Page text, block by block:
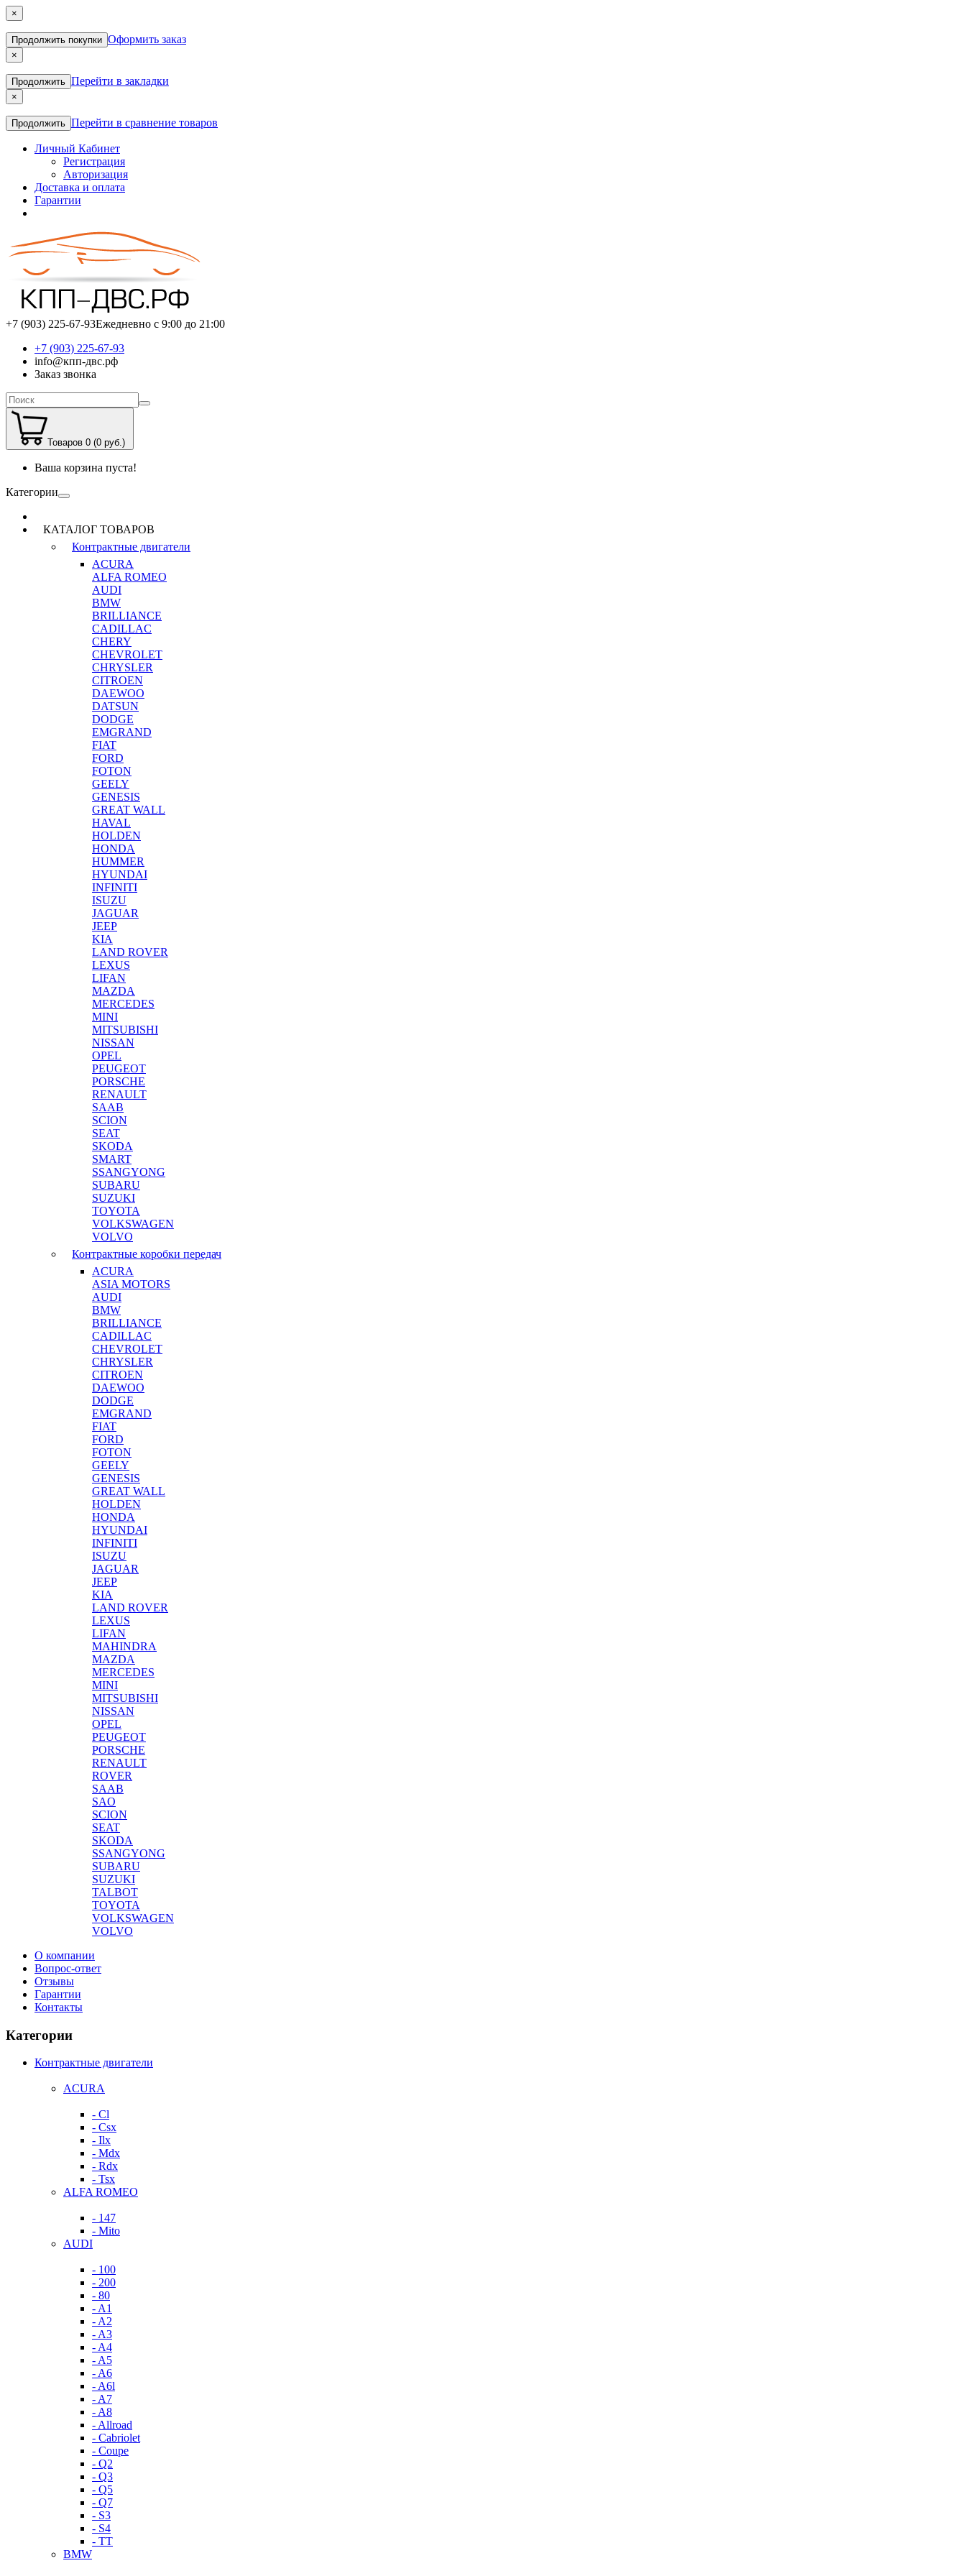
×
Продолжить покупки Оформить заказ
×
Продолжить Перейти в закладки
×
Продолжить Перейти в сравнение товаров
Личный Кабинет
Регистрация
Авторизация
Доставка и оплата
Гарантии
+7 (903) 225-67-93Ежедневно с 9:00 до 21:00
+7 (903) 225-67-93
info@кпп-двс.рф
Заказ звонка
Товаров 0 (0 руб.)
Ваша корзина пуста!
Категории
КАТАЛОГ ТОВАРОВ
Контрактные двигатели
ACURA
ALFA ROMEO
AUDI
BMW
BRILLIANCE
CADILLAC
CHERY
CHEVROLET
CHRYSLER
CITROEN
DAEWOO
DATSUN
DODGE
EMGRAND
FIAT
FORD
FOTON
GEELY
GENESIS
GREAT WALL
HAVAL
HOLDEN
HONDA
HUMMER
HYUNDAI
INFINITI
ISUZU
JAGUAR
JEEP
KIA
LAND ROVER
LEXUS
LIFAN
MAZDA
MERCEDES
MINI
MITSUBISHI
NISSAN
OPEL
PEUGEOT
PORSCHE
RENAULT
SAAB
SCION
SEAT
SKODA
SMART
SSANGYONG
SUBARU
SUZUKI
TOYOTA
VOLKSWAGEN
VOLVO
Контрактные коробки передач
ACURA
ASIA MOTORS
AUDI
BMW
BRILLIANCE
CADILLAC
CHEVROLET
CHRYSLER
CITROEN
DAEWOO
DODGE
EMGRAND
FIAT
FORD
FOTON
GEELY
GENESIS
GREAT WALL
HOLDEN
HONDA
HYUNDAI
INFINITI
ISUZU
JAGUAR
JEEP
KIA
LAND ROVER
LEXUS
LIFAN
MAHINDRA
MAZDA
MERCEDES
MINI
MITSUBISHI
NISSAN
OPEL
PEUGEOT
PORSCHE
RENAULT
ROVER
SAAB
SAO
SCION
SEAT
SKODA
SSANGYONG
SUBARU
SUZUKI
TALBOT
TOYOTA
VOLKSWAGEN
VOLVO
О компании
Вопрос-ответ
Отзывы
Гарантии
Контакты
Категории
Контрактные двигатели
ACURA
- Cl
- Csx
- Ilx
- Mdx
- Rdx
- Tsx
ALFA ROMEO
- 147
- Mito
AUDI
- 100
- 200
- 80
- A1
- A2
- A3
- A4
- A5
- A6
- A6l
- A7
- A8
- Allroad
- Cabriolet
- Coupe
- Q2
- Q3
- Q5
- Q7
- S3
- S4
- TT
BMW